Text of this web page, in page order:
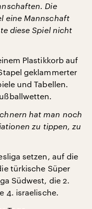
Die
eine Mannschaft
diese Spiel nicht
Plastikkorb auf
geklammerter
und Tabellen.
hat man noch
zu tippen, zu
setzen, auf die
türkische Süper
Südwest, die 2.
4. israelische.